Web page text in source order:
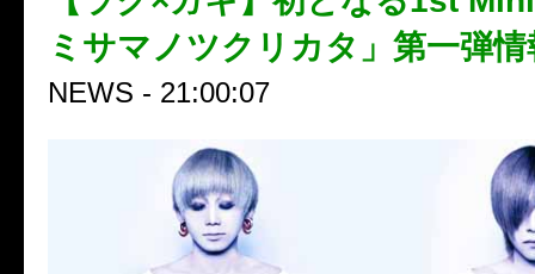
ミサマノツクリカタ」第一弾
NEWS - 21:00:07